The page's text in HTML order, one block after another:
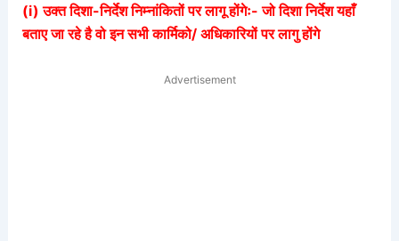
(i) उक्त दिशा-निर्देश निम्नांकितों पर लागू होंगेः- जो दिशा निर्देश यहाँ
बताए जा रहे है वो इन सभी कार्मिको/ अधिकारियों पर लागु होंगे
Advertisement